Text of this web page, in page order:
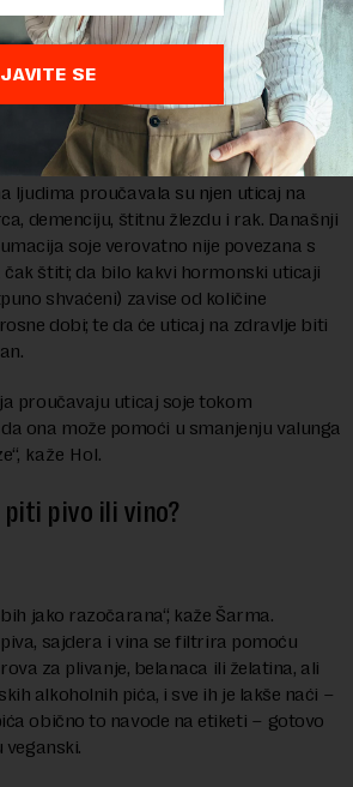
se zabrinutost zbog potencijalnih
efekata izoflavona iz soje, posebno
nakon istraživanja na životinjama i in
ljudima proučavala su njen uticaj na
demenciju, štitnu žlezdu i rak. Današnji
soje verovatno nije povezana s
čak štiti; da bilo kakvi hormonski uticaji
shvaćeni) zavise od količine
dobi; te da će uticaj na zdravlje biti
proučavaju uticaj soje tokom
ona može pomoći u smanjenju valunga
kaže Hol.
piti pivo ili vino?
jako razočarana“, kaže Šarma.
piva, sajdera i vina se filtrira pomoću
za plivanje, belanaca ili želatina, ali
alkoholnih pića, i sve ih je lakše naći –
obično to navode na etiketi – gotovo
veganski.
SE